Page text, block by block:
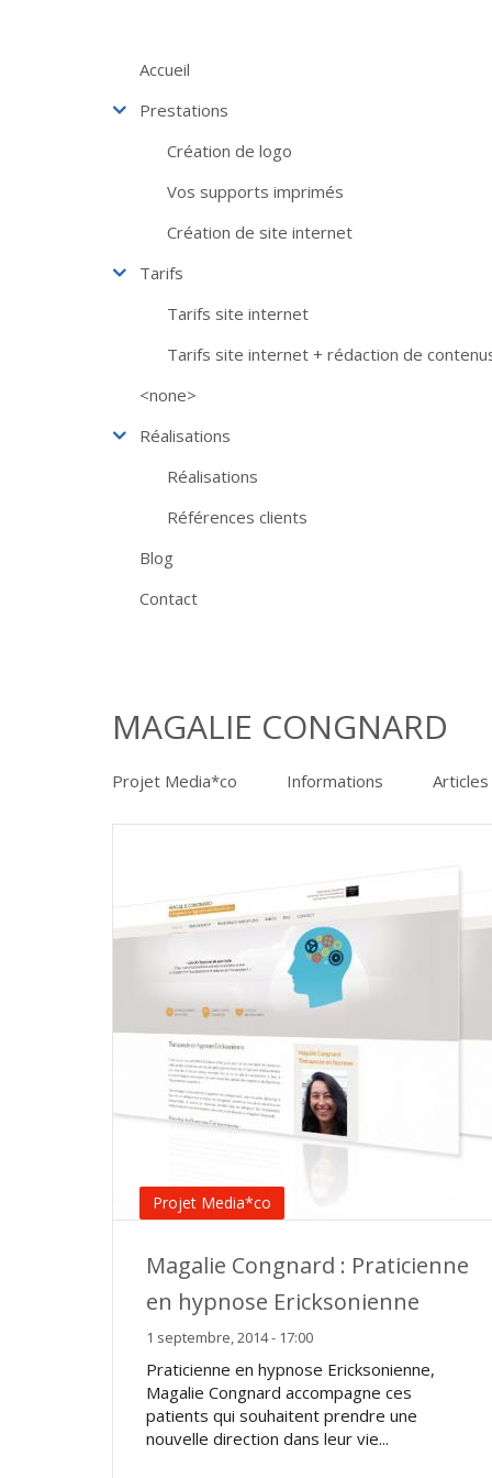
Accueil
Prestations
Création de logo
Vos supports imprimés
Création de site internet
Tarifs
Tarifs site internet
Tarifs site internet + rédaction de
<none>
Réalisations
Réalisations
Références clients
Blog
Contact
MAGALIE CONGNARD
Projet Media*co Informations
Projet Media*co
Magalie Congnard : Praticienne
en hypnose Ericksonienne
1 septembre, 2014 - 17:00
Praticienne en hypnose Ericksonienne,
Magalie Congnard accompagne ces
patients qui souhaitent prendre une
nouvelle direction dans leur vie...